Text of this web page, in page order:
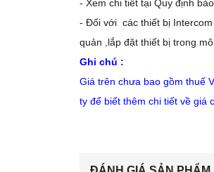
- Xem chi tiết tại Quy định
- Đối với các thiết bị
quản ,lắp đặt thiết bị trong
Ghi chú :
Giá trên chưa bao gồm thuế
ty để biết thêm chi tiết về giá